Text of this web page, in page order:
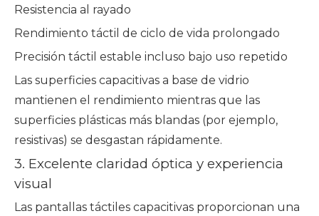
Resistencia al rayado
Rendimiento táctil de ciclo de vida prolongado
Precisión táctil estable incluso bajo uso repetido
Las superficies capacitivas a base de vidrio
mantienen el rendimiento mientras que las
superficies plásticas más blandas (por ejemplo,
resistivas) se desgastan rápidamente.
3. Excelente claridad óptica y experiencia
visual
Las pantallas táctiles capacitivas proporcionan una